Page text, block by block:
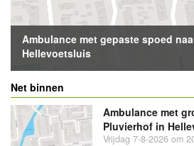
Ambulance met gepaste spoed
Hellevoetsluis
Net binnen
Ambulance met
Pluvierhof in
Vrijdag 7-8-2026 om